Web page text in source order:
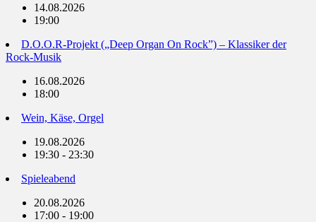
14.08.2026
19:00
D.O.O.R-Projekt („Deep Organ On Rock”) – Klassiker der
Rock-Musik
16.08.2026
18:00
Wein, Käse, Orgel
19.08.2026
19:30 - 23:30
Spieleabend
20.08.2026
17:00 - 19:00